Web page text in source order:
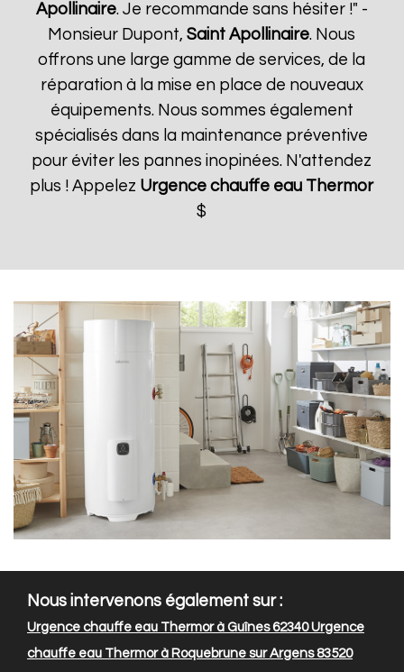
Apollinaire. Je recommande sans hésiter !" -
Monsieur Dupont,Saint Apollinaire. Nous
offrons une large gamme de services, de la
réparation à la mise en place de nouveaux
équipements. Nous sommes également
spécialisés dans la maintenance préventive
pour éviter les pannes inopinées. N'attendez
plus ! Appelez Urgence chauffe eau Thermor
$
Nous intervenons également sur :
Urgence chauffe eau Thermor à Guînes 62340Urgence
chauffe eau Thermor à Roquebrune sur Argens 83520